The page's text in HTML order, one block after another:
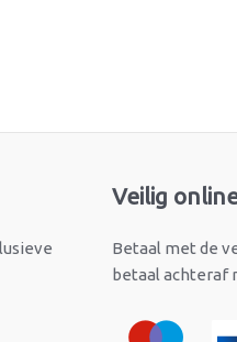
Veilig
Betaal met de
betaal achteraf